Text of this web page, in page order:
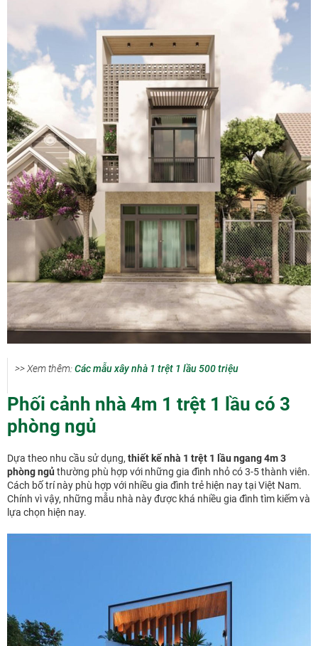
>> Xem thêm:Các mẫu xây nhà 1 trệt 1 lầu 500 triệu
Phối cảnh nhà 4m 1 trệt 1 lầu có 3
phòng ngủ
Dựa theo nhu cầu sử dụng, thiết kế nhà 1 trệt 1 lầu ngang 4m 3
phòng ngủ thường phù hợp với những gia đình nhỏ có 3-5 thành viên.
Cách bố trí này phù hợp với nhiều gia đình trẻ hiện nay tại Việt Nam.
Chính vì vậy, những mẫu nhà này được khá nhiều gia đình tìm kiếm và
lựa chọn hiện nay.